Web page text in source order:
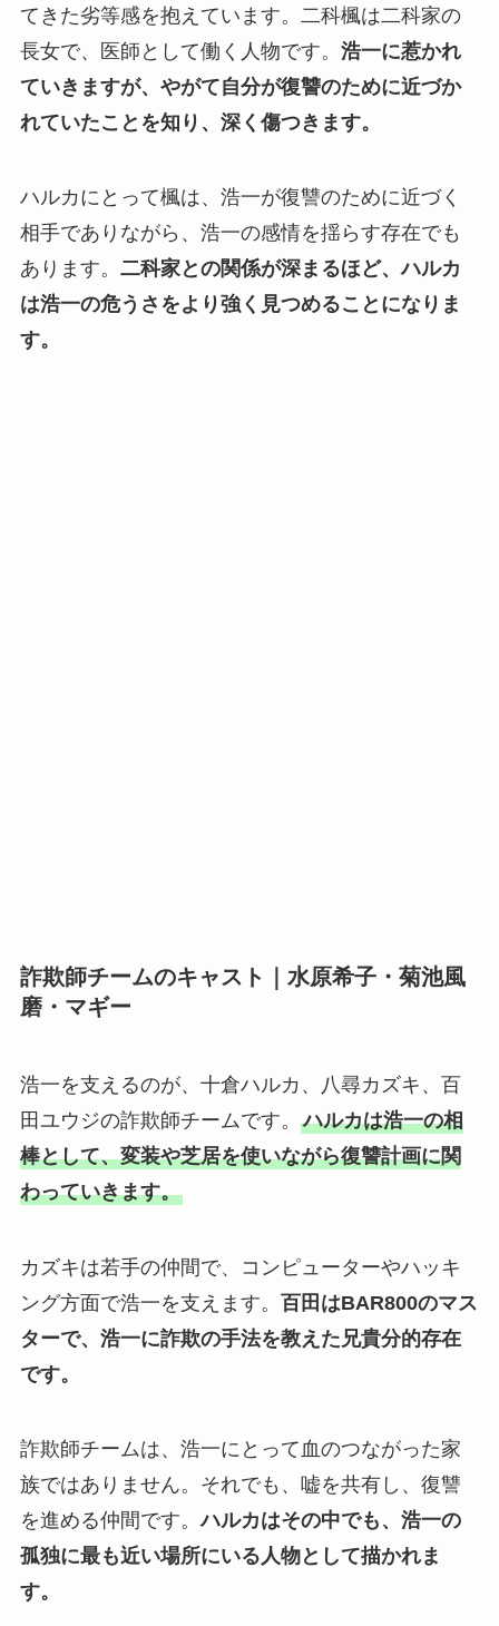
てきた劣等感を抱えています。二科楓は二科家の
長女で、医師として働く人物です。 浩一に惹かれ
ていきますが、やがて自分が復讐のために近づか
れていたことを知り、深く傷つきます。
ハルカにとって楓は、浩一が復讐のために近づく
相手でありながら、浩一の感情を揺らす存在でも
あります。 二科家との関係が深まるほど、ハルカ
は浩一の危うさをより強く見つめることになりま
す。
詐欺師チームのキャスト｜水原希子・菊池風
磨・マギー
浩一を支えるのが、十倉ハルカ、八尋カズキ、百
田ユウジの詐欺師チームです。 ハルカは浩一の相
棒として、変装や芝居を使いながら復讐計画に関
わっていきます。
カズキは若手の仲間で、コンピューターやハッキ
ング方面で浩一を支えます。 百田はBAR800のマス
ターで、浩一に詐欺の手法を教えた兄貴分的存在
です。
詐欺師チームは、浩一にとって血のつながった家
族ではありません。それでも、嘘を共有し、復讐
を進める仲間です。ハルカはその中でも、浩一の
孤独に最も近い場所にいる人物として描かれま
す。